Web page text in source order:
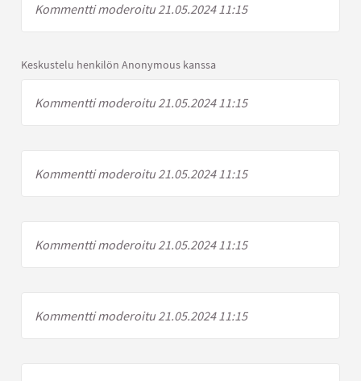
Kommentti moderoitu 21.05.2024 11:15
Keskustelu henkilön Anonymous kanssa
Kommentti moderoitu 21.05.2024 11:15
Kommentti moderoitu 21.05.2024 11:15
Kommentti moderoitu 21.05.2024 11:15
Kommentti moderoitu 21.05.2024 11:15